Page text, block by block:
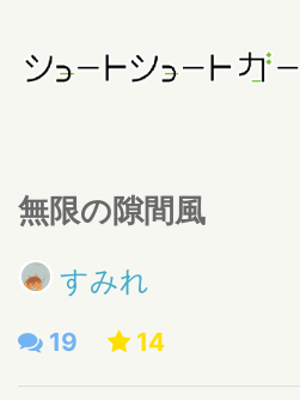
無限の隙間風
すみれ
19 14